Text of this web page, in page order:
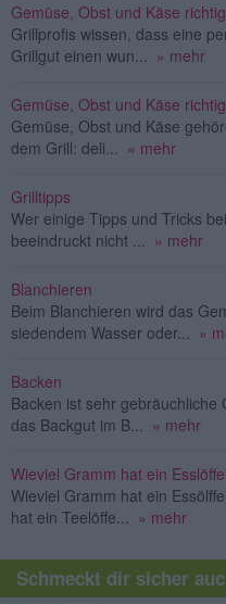
Gemüse, Obst und Käse
Grillprofis wissen, dass eine
Grillgut einen wun... » mehr
Gemüse, Obst und Käse
Gemüse, Obst und Käse
dem Grill: deli... » mehr
Grilltipps
Wer einige Tipps und Tricks
beeindruckt nicht ... » mehr
Blanchieren
Beim Blanchieren wird das
siedendem Wasser oder... »
Backen
Backen ist sehr gebräuchliche
das Backgut im B... » mehr
Wieviel Gramm hat ein
Wieviel Gramm hat ein
hat ein Teelöffe... » mehr
Schmeckt dir sicher